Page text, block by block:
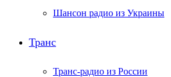
Шансон радио из Украины
Транс
Транс-радио из России